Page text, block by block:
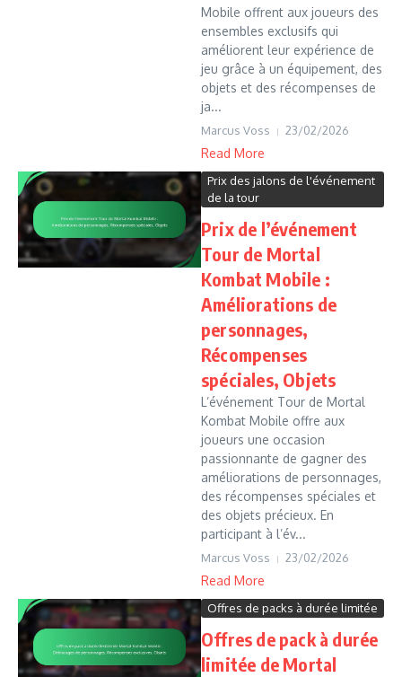
Mobile offrent aux joueurs des
ensembles exclusifs qui
améliorent leur expérience de
jeu grâce à un équipement, des
objets et des récompenses de
ja...
Marcus Voss 23/02/2026
Read More
Prix des jalons de l'événement
de la tour
Prix de l’événement
Tour de Mortal
Kombat Mobile :
Améliorations de
personnages,
Récompenses
spéciales, Objets
L’événement Tour de Mortal
Kombat Mobile offre aux
joueurs une occasion
passionnante de gagner des
améliorations de personnages,
des récompenses spéciales et
des objets précieux. En
participant à l’év...
Marcus Voss 23/02/2026
Read More
Offres de packs à durée limitée
Offres de pack à durée
limitée de Mortal